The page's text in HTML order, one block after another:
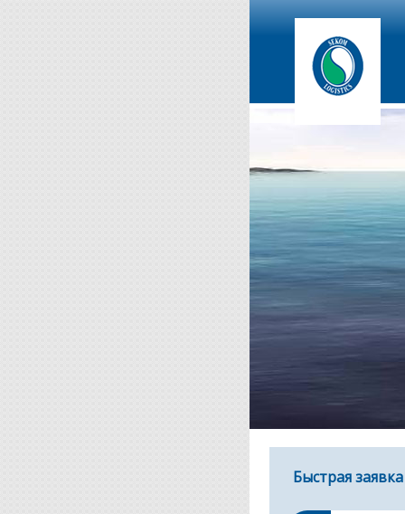
Быстрая заявка